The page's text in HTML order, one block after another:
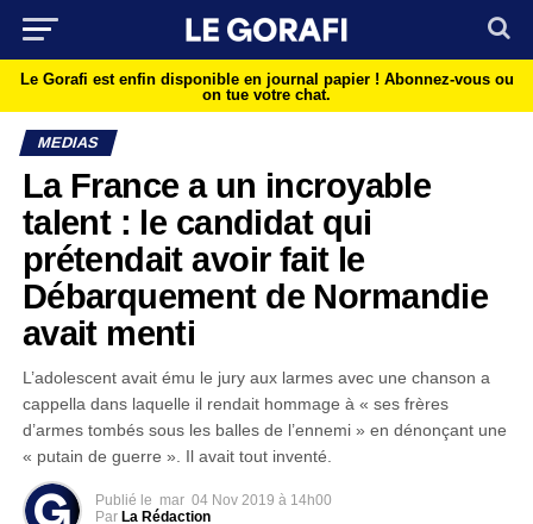
Le Gorafi est enfin disponible en journal papier ! Abonnez-vous ou
on tue votre chat.
MEDIAS
La France a un incroyable
talent : le candidat qui
prétendait avoir fait le
Débarquement de Normandie
avait menti
L’adolescent avait ému le jury aux larmes avec une chanson a
cappella dans laquelle il rendait hommage à « ses frères
d’armes tombés sous les balles de l’ennemi » en dénonçant une
« putain de guerre ». Il avait tout inventé.
Publié le mar 04 Nov 2019 à 14h00
Par La Rédaction